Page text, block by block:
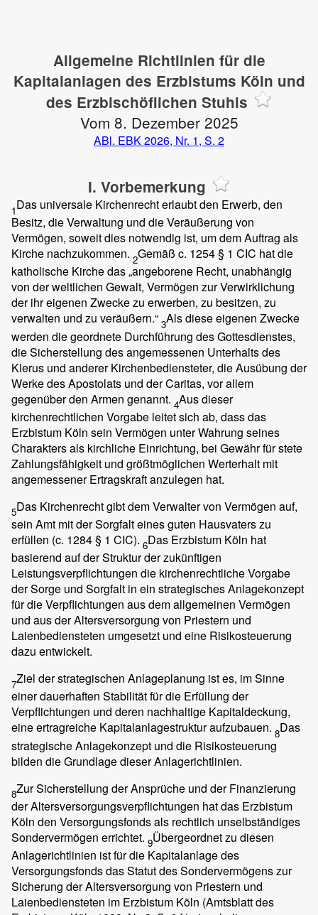
Allgemeine Richtlinien für die
Kapitalanlagen des Erzbistums Köln und
des Erzbischöflichen Stuhls
Vom 8. Dezember 2025
ABl. EBK 2026, Nr. 1, S. 2
I. Vorbemerkung
1Das universale Kirchenrecht erlaubt den Erwerb, den
Besitz, die Verwaltung und die Veräußerung von
Vermögen, soweit dies notwendig ist, um dem Auftrag als
Kirche nachzukommen. 2Gemäß c. 1254 § 1 CIC hat die
katholische Kirche das „angeborene Recht, unabhängig
von der weltlichen Gewalt, Vermögen zur Verwirklichung
der ihr eigenen Zwecke zu erwerben, zu besitzen, zu
verwalten und zu veräußern.“ 3Als diese eigenen Zwecke
werden die geordnete Durchführung des Gottesdienstes,
die Sicherstellung des angemessenen Unterhalts des
Klerus und anderer Kirchenbediensteter, die Ausübung der
Werke des Apostolats und der Caritas, vor allem
gegenüber den Armen genannt. 4Aus dieser
kirchenrechtlichen Vorgabe leitet sich ab, dass das
Erzbistum Köln sein Vermögen unter Wahrung seines
Charakters als kirchliche Einrichtung, bei Gewähr für stete
Zahlungsfähigkeit und größtmöglichen Werterhalt mit
angemessener Ertragskraft anzulegen hat.
5Das Kirchenrecht gibt dem Verwalter von Vermögen auf,
sein Amt mit der Sorgfalt eines guten Hausvaters zu
erfüllen (c. 1284 § 1 CIC). 6Das Erzbistum Köln hat
basierend auf der Struktur der zukünftigen
Leistungsverpflichtungen die kirchenrechtliche Vorgabe
der Sorge und Sorgfalt in ein strategisches Anlagekonzept
für die Verpflichtungen aus dem allgemeinen Vermögen
und aus der Altersversorgung von Priestern und
Laienbediensteten umgesetzt und eine Risikosteuerung
dazu entwickelt.
7Ziel der strategischen Anlageplanung ist es, im Sinne
einer dauerhaften Stabilität für die Erfüllung der
Verpflichtungen und deren nachhaltige Kapitaldeckung,
eine ertragreiche Kapitalanlagestruktur aufzubauen. 8Das
strategische Anlagekonzept und die Risikosteuerung
bilden die Grundlage dieser Anlagerichtlinien.
8Zur Sicherstellung der Ansprüche und der Finanzierung
der Altersversorgungsverpflichtungen hat das Erzbistum
Köln den Versorgungsfonds als rechtlich unselbständiges
Sondervermögen errichtet. 9Übergeordnet zu diesen
Anlagerichtlinien ist für die Kapitalanlage des
Versorgungsfonds das Statut des Sondervermögens zur
Sicherung der Altersversorgung von Priestern und
Laienbediensteten im Erzbistum Köln (Amtsblatt des